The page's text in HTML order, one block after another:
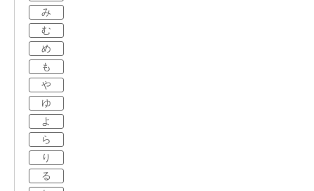
み
む
め
も
や
ゆ
よ
ら
り
る